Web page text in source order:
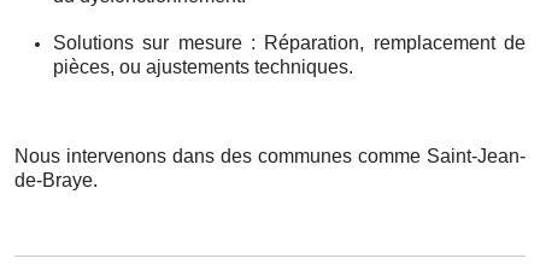
Solutions sur mesure : Réparation, remplacement de
pièces, ou ajustements techniques.
Nous intervenons dans des communes comme Saint-Jean-
de-Braye.